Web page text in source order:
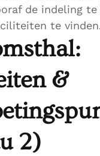
de indeling
te
&
2)